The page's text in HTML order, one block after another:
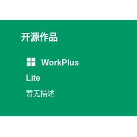
开源作品
WorkPlus
Lite
暂无描述